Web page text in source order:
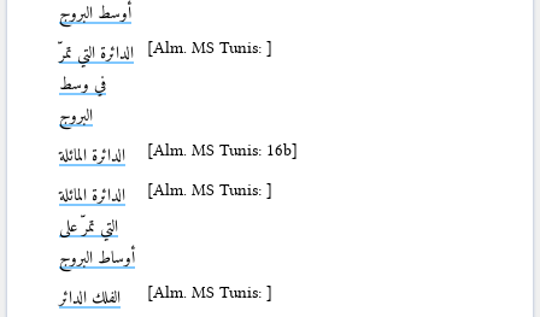
أوسط البروج
الدائرة التي تمرّ
في وسط
البروج
[Alm. MS Tunis: ]
الدائرة المائلة [Alm. MS Tunis: 16b]
الدائرة المائلة
التي تمرّ على
أوساط البروج
[Alm. MS Tunis: ]
الفلك الدائر
[Alm. MS Tunis: ]